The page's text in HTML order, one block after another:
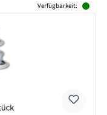
Verfügbarkeit: